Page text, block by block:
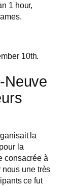
1 hour,
10th.
Neuve
la
la
consacrée à
nous une très
ce fut